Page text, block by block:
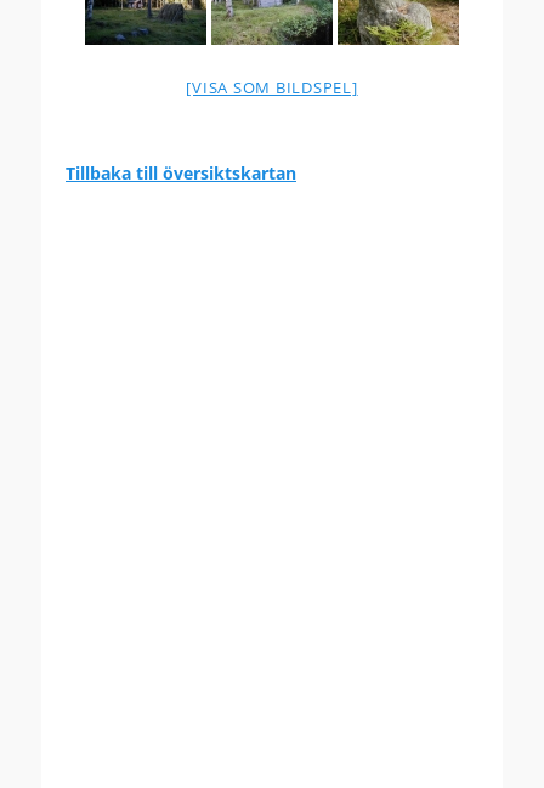
[VISA SOM BILDSPEL]
Tillbaka till översiktskartan